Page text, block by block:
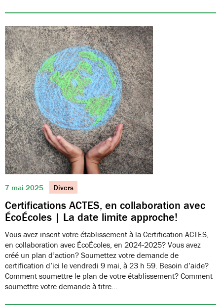
7 mai 2025 Divers
Certifications ACTES, en collaboration avec
ÉcoÉcoles | La date limite approche!
Vous avez inscrit votre établissement à la Certification ACTES,
en collaboration avec ÉcoÉcoles, en 2024-2025? Vous avez
créé un plan d’action? Soumettez votre demande de
certification d’ici le vendredi 9 mai, à 23 h 59. Besoin d’aide?
Comment soumettre le plan de votre établissement? Comment
soumettre votre demande à titre…